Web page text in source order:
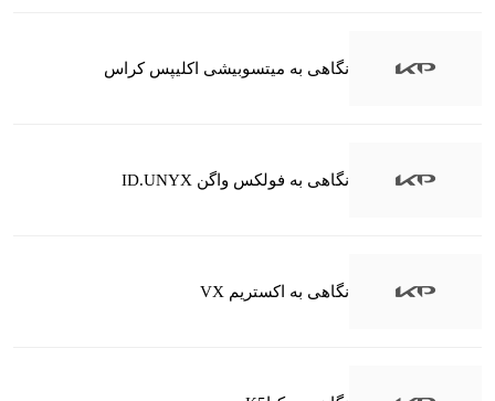
نگاهی به میتسوبیشی اکلیپس کراس
نگاهی به فولکس واگن ID.UNYX
نگاهی به اکستریم VX